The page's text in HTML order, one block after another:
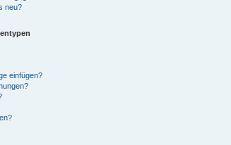
neu?
einfügen?